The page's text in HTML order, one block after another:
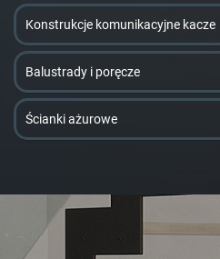
Konstrukcje komunikacyjne kacze
Balustrady i poręcze
Ścianki ażurowe